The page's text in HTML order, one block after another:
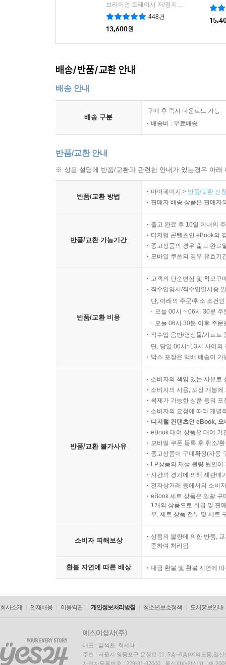
현대지성
448건
13,600원
배송/반품/교환 안내
배송 안내
배송 구분
구매 후 즉시 다운로드 가능
배송비 : 무료배송
반품/교환 안내
※ 상품 설명에 반품/교환과 관련한 안내가 있는경우 아
반품/교환 방법
마이페이지 > 반품/교환 신
판매자 배송 상품은 판매자
반품/교환 가능기간
출고 완료 후 10일 이내의
디지털 콘텐츠인 eBook의
중고상품의 경우 출고 완료
모바일 쿠폰의 경우 유효기
반품/교환 비용
고객의 단순변심 및 착오구
직수입양서/직수입일서중
단, 아래의 주문/취소 조건
오늘 00시 ~ 06시 30분
오늘 06시 30분 이후 주
직수입 음반/영상물/기프트
단, 당일 00시~13시 사이의
박스 포장은 택배 배송이
반품/교환 불가사유
소비자의 책임 있는 사유로
소비자의 사용, 포장 개봉
복제가 가능한 상품 등의
소비자의 요청에 따라 개별
디지털 컨텐츠인 eBook,
eBook 대여 상품은 대여 기
모바일 쿠폰 등록 후 취소/
중고상품이 구매확정(자동
LP상품의 재생 불량 원인
시간의 경과에 의해 재판매
전자상거래 등에서의 소비
eBook 세트 상품은 일괄 구
1개의 상품으로 취급 및 판
우, 세트 상품 전부 및 세트
소비자 피해보상
상품의 불량에 의한 반품,
준하여 처리됨
환불 지연에 따른 배상 대금 환불 및 환불 지연에
회사소개 인재채용 이용약관 개인정보처리방침 청소년보호정책 도서홍보안내
대표 : 김석환, 최세라
주소 : 서울시 영등포구 은행로 11, 5층~6층(여의도동,일신
사업자등록번호 : 229-81-37000 통신판매업신고 : 제